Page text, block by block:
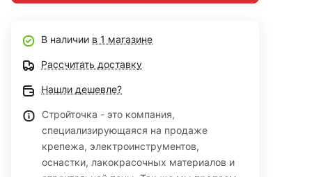
В наличии в 1 магазине
Рассчитать доставку
Нашли дешевле?
Стройточка - это компания,
специализирующаяся на продаже
крепежа, электроинструментов,
оснастки, лакокрасочных материалов и